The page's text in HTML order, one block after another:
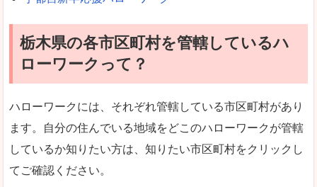
栃木県の各市区町村を管轄しているハ
ローワークって？
ハローワークには、それぞれ管轄している市区町村があり
ます。自分の住んでいる地域をどこのハローワークが管轄
しているか知りたい方は、知りたい市区町村をクリックし
てご確認ください。